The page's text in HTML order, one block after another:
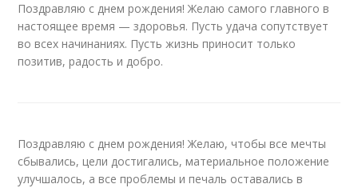
Поздравляю с днем рождения! Желаю самого главного в
настоящее время — здоровья. Пусть удача сопутствует
во всех начинаниях. Пусть жизнь приносит только
позитив, радость и добро.
Поздравляю с днем рождения! Желаю, чтобы все мечты
сбывались, цели достигались, материальное положение
улучшалось, а все проблемы и печаль оставались в